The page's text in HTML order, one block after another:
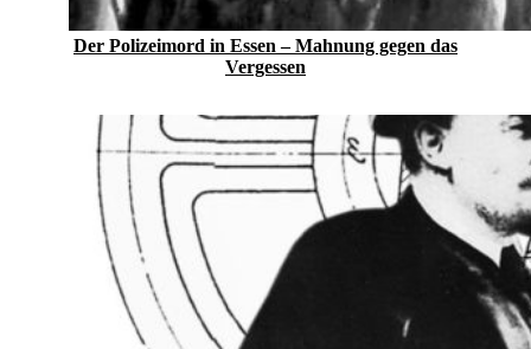
Der Polizeimord in Essen – Mahnung gegen das
Vergessen